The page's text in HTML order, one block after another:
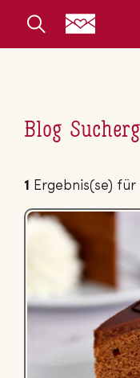
Blog
1 Ergebnis(se) für